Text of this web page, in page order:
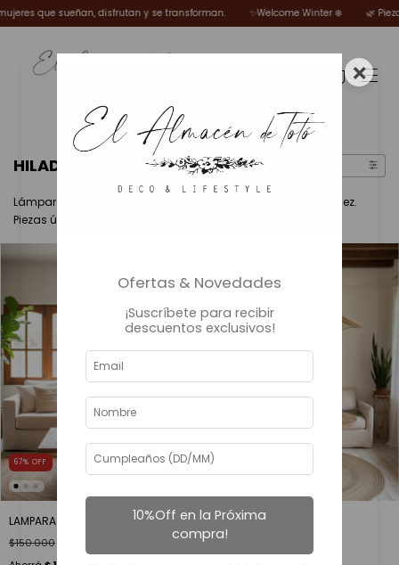
disfrutan y se transforman. ✨Welcome Winter ❄️ 🌿 Piezas
HILADAS
Lámparas hiladas a mano que iluminan con textura y calidez.
Piezas únicas que transforman tus espacios con alma.
67% OFF
LAMPARA YUTE
$150.000
LAMPARA MALIBU KRAFT
INDIVIDUAL
$135.000 $89.000
×
Ofertas & Novedades
¡Suscríbete para recibir
descuentos exclusivos!
10%Off en la Próxima
compra!